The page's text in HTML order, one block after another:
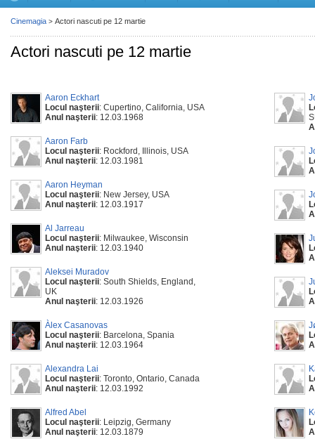
Actori nascuti pe 12 martie
Aaron Eckhart
Locul naşterii: Cupertino, California, USA
Anul naşterii: 12.03.1968
Aaron Farb
Locul naşterii: Rockford, Illinois, USA
Anul naşterii: 12.03.1981
Aaron Heyman
Locul naşterii: New Jersey, USA
Anul naşterii: 12.03.1917
Al Jarreau
Locul naşterii: Milwaukee, Wisconsin
Anul naşterii: 12.03.1940
Aleksei Muradov
Locul naşterii: South Shields, England,
UK
Anul naşterii: 12.03.1926
Àlex Casanovas
Locul naşterii: Barcelona, Spania
Anul naşterii: 12.03.1964
Alexandra Lai
Locul naşterii: Toronto, Ontario, Canada
Anul naşterii: 12.03.1992
Alfred Abel
Locul naşterii: Leipzig, Germany
Anul naşterii: 12.03.1879
Cinemagia > Actori nascuti pe 12 martie